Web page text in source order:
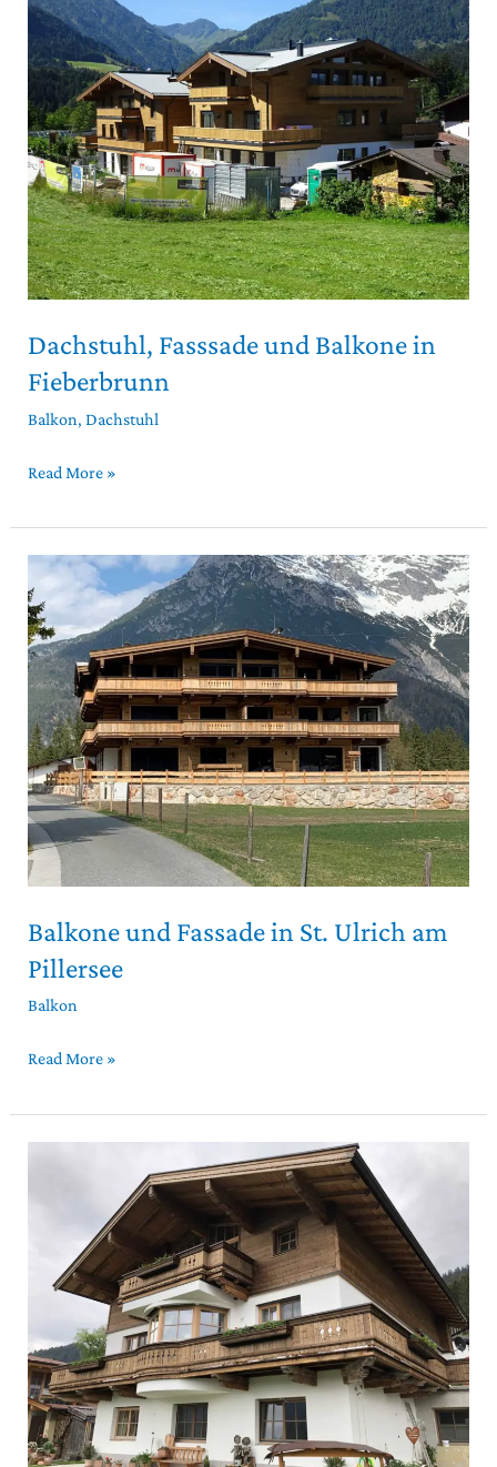
Dachstuhl, Fasssade und Balkone in
Fieberbrunn
Balkon, Dachstuhl
Fasssade
und
Balkone
in
Fieberbrunn
Read More »
Balkone und Fassade in St. Ulrich am
Pillersee
Balkon
Balkone
und
Fassade
in
St.
Ulrich
am
Pillersee
Read More »
Oberndorf